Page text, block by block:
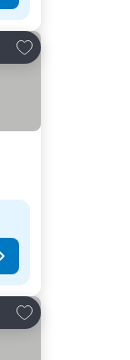
Lisää suosikkeihin
Lisää suosikkeihin